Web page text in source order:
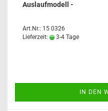
Auslaufmodell -
Art.Nr.: 15 0326
Lieferzeit:
3-4 Tage
IN DEN